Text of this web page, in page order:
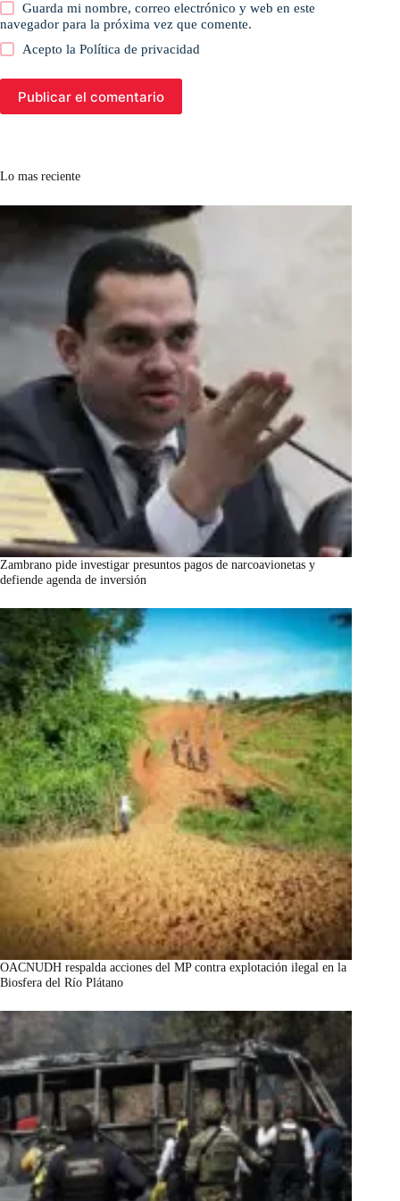
Guarda mi nombre, correo electrónico y web en este
navegador para la próxima vez que comente.
Acepto laPolítica de privacidad
Publicar el comentario
Lo mas reciente
Zambrano pide investigar presuntos pagos de narcoavionetas y
defiende agenda de inversión
OACNUDH respalda acciones del MP contra explotación ilegal en la
Biosfera del Río Plátano